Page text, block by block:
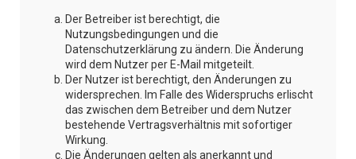
Der Betreiber ist berechtigt, die
Nutzungsbedingungen und die
Datenschutzerklärung zu ändern. Die Änderung
wird dem Nutzer per E-Mail mitgeteilt.
Der Nutzer ist berechtigt, den Änderungen zu
widersprechen. Im Falle des Widerspruchs erlischt
das zwischen dem Betreiber und dem Nutzer
bestehende Vertragsverhältnis mit sofortiger
Wirkung.
Die Änderungen gelten als anerkannt und